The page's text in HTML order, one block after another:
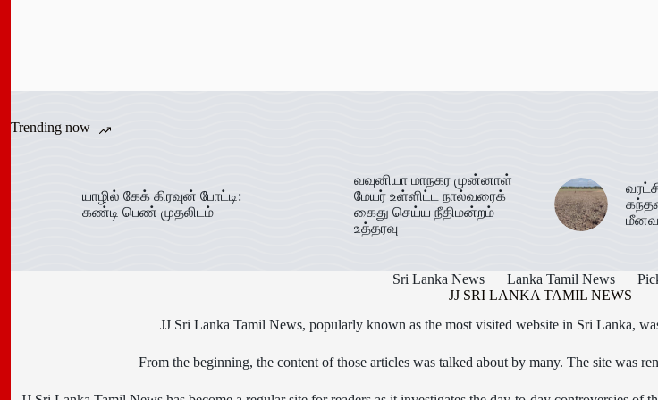
Trending now
யாழில் கேக் கிரவுன் போட்டி:
கண்டி பெண் முதலிடம்
வவுனியா மாநகர முன்னாள்
மேயர் உள்ளிட்ட நால்வரைக்
கைது செய்ய நீதிமன்றம்
உத்தரவு
Sri Lanka News Lanka Tamil News
JJ SRI LANKA TAMIL NEWS
JJ Sri Lanka Tamil News, popularly known as the most visited website in Sri Lanka,
From the beginning, the content of those articles was talked about by many. The site was